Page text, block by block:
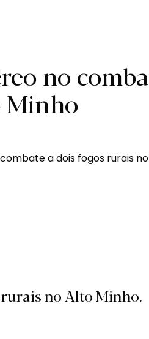
no
no Alto Minho.